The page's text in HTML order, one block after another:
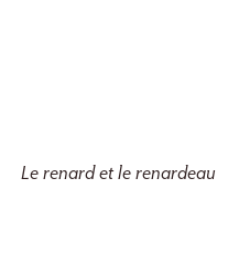
Le renard et le renardeau